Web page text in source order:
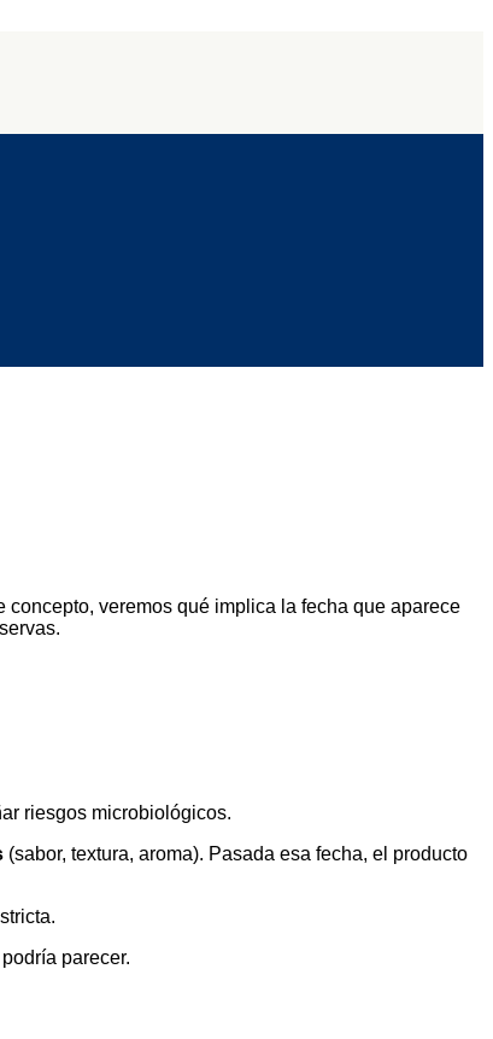
concepto, veremos qué implica la fecha que aparece
riesgos microbiológicos.
(sabor, textura, aroma). Pasada esa fecha, el producto
parecer.